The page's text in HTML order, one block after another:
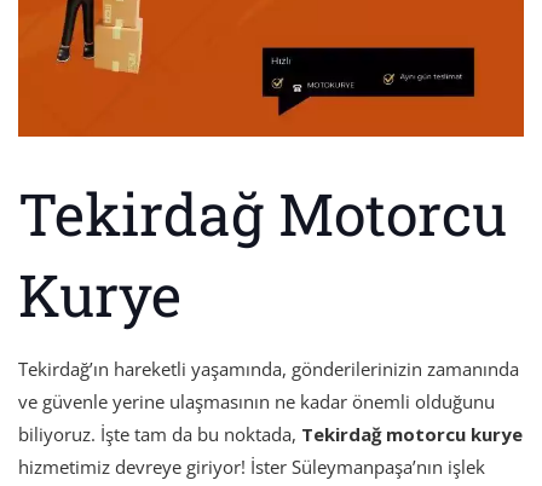
Tekirdağ Motorcu
Kurye
Tekirdağ’ın hareketli yaşamında, gönderilerinizin zamanında
ve güvenle yerine ulaşmasının ne kadar önemli olduğunu
biliyoruz. İşte tam da bu noktada, Tekirdağ motorcu kurye
hizmetimiz devreye giriyor! İster Süleymanpaşa’nın işlek